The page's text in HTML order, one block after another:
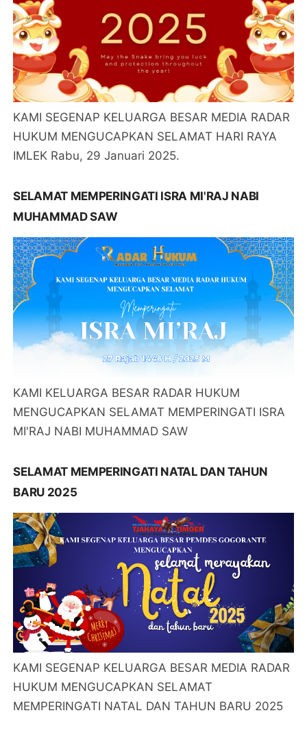
KAMI SEGENAP KELUARGA BESAR MEDIA RADAR
HUKUM MENGUCAPKAN SELAMAT HARI RAYA
IMLEK Rabu, 29 Januari 2025.
SELAMAT MEMPERINGATI ISRA MI'RAJ NABI
MUHAMMAD SAW
KAMI KELUARGA BESAR RADAR HUKUM
MENGUCAPKAN SELAMAT MEMPERINGATI ISRA
MI'RAJ NABI MUHAMMAD SAW
SELAMAT MEMPERINGATI NATAL DAN TAHUN
BARU 2025
KAMI SEGENAP KELUARGA BESAR MEDIA RADAR
HUKUM MENGUCAPKAN SELAMAT
MEMPERINGATI NATAL DAN TAHUN BARU 2025